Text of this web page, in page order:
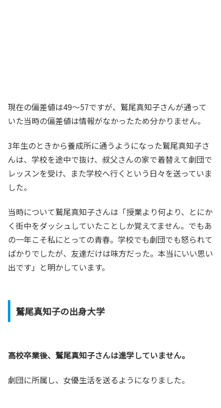
現在の偏差値は49～57ですが、鷲尾真知子さんが通って
いた当時の偏差値は情報がなかったため分かりません。
3年生のときから養成所に通うようになった鷲尾真知子さ
んは、学校を途中で抜け、叔父さんの家で着替えて劇団で
レッスンを受け、また学校へ行くという日々を送っていま
した。
当時について鷲尾真知子さんは「授業より何より、とにか
く街中をダッシュしていたことしか覚えてません。でもあ
の一年こそ私にとっての青春。学校でも劇団でも怒られて
ばかりでしたが、友達だけは味方だった。本当にいい思い
出です」と明かしています。
鷲尾真知子の出身大学
高校卒業後、鷲尾真知子さんは進学していません。
劇団に所属し、女優生活を送るようになりました。